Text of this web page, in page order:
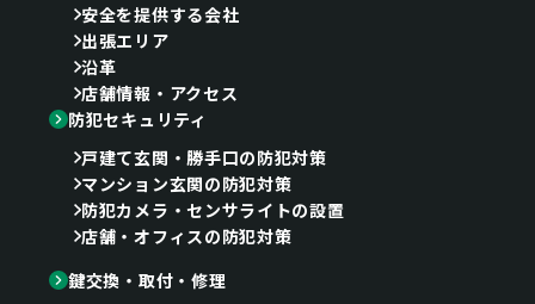
安全を提供する会社
出張エリア
沿革
店舗情報・アクセス
防犯セキュリティ
戸建て玄関・勝手口の防犯対策
マンション玄関の防犯対策
防犯カメラ・センサライトの設置
店舗・オフィスの防犯対策
鍵交換・取付・修理